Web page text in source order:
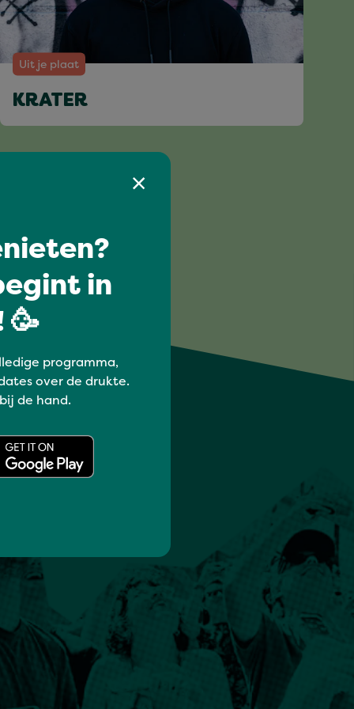
Uit je plaat
KRATER
in
🥳
programma,
over de drukte.
de hand.